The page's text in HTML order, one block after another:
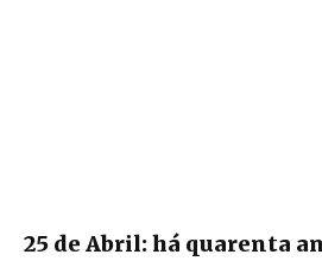
25 de Abril: há quarenta